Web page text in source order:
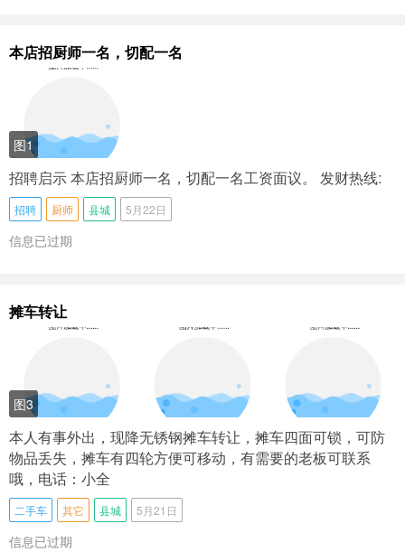
本店招厨师一名，切配一名
图1
招聘启示 本店招厨师一名，切配一名 ​工资面议。 ​ ​ ​ 发财热线:
招聘 厨师 县城 5月22日
信息已过期
摊车转让
图3
本人有事外出，现降无锈钢摊车转让，摊车四面可锁，可防
物品丢失，摊车有四轮方便可移动，有需要的老板可联系
哦，电话：小全
二手车 其它 县城 5月21日
信息已过期